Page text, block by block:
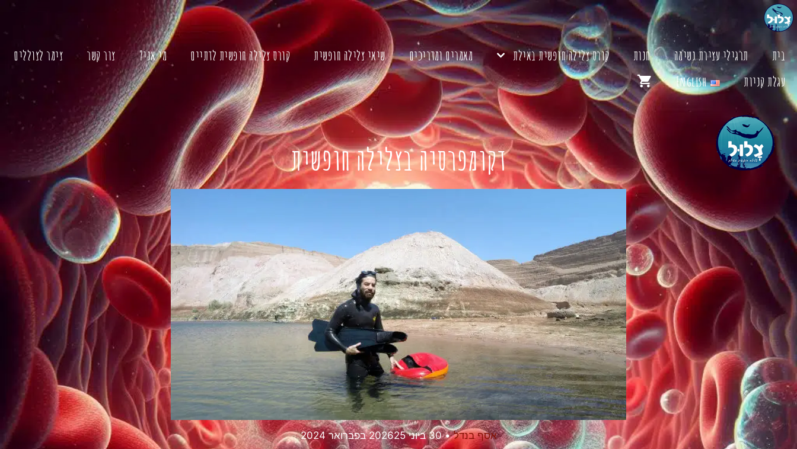
לדלג
לתוכן
בית תרגילי עצירת נשימה חנות קורס צלילה חופשית באילת מאמרים ומדריכים שיאי צלילה חופשית קורס צלילה חופשית לדתיים מי אני? צור קשר
צימר לצוללים
עגלת קניות
English
דקומפרסיה בצלילה חופשית
אסף בנדל • 30 ביוני 2026 25 בפברואר 2024